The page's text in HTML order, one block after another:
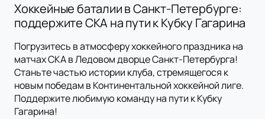
Хоккейные баталии в Санкт-Петербурге:
поддержите СКА на пути к Кубку Гагарина
Погрузитесь в атмосферу хоккейного праздника на
матчах СКА в Ледовом дворце Санкт-Петербурга!
Станьте частью истории клуба, стремящегося к
новым победам в Континентальной хоккейной лиге.
Поддержите любимую команду на пути к Кубку
Гагарина!